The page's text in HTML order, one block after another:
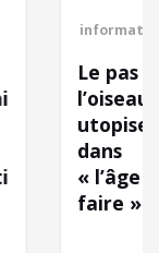
informations
Le pas de
l’oiseau
utopise
dans
« l’âge de
faire ».